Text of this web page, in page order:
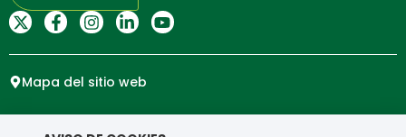
Mapa del sitio web